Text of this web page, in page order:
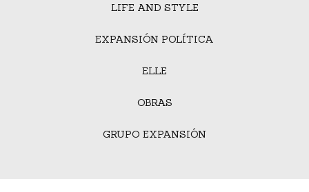
LIFE AND STYLE
EXPANSIÓN POLÍTICA
ELLE
OBRAS
GRUPO EXPANSIÓN